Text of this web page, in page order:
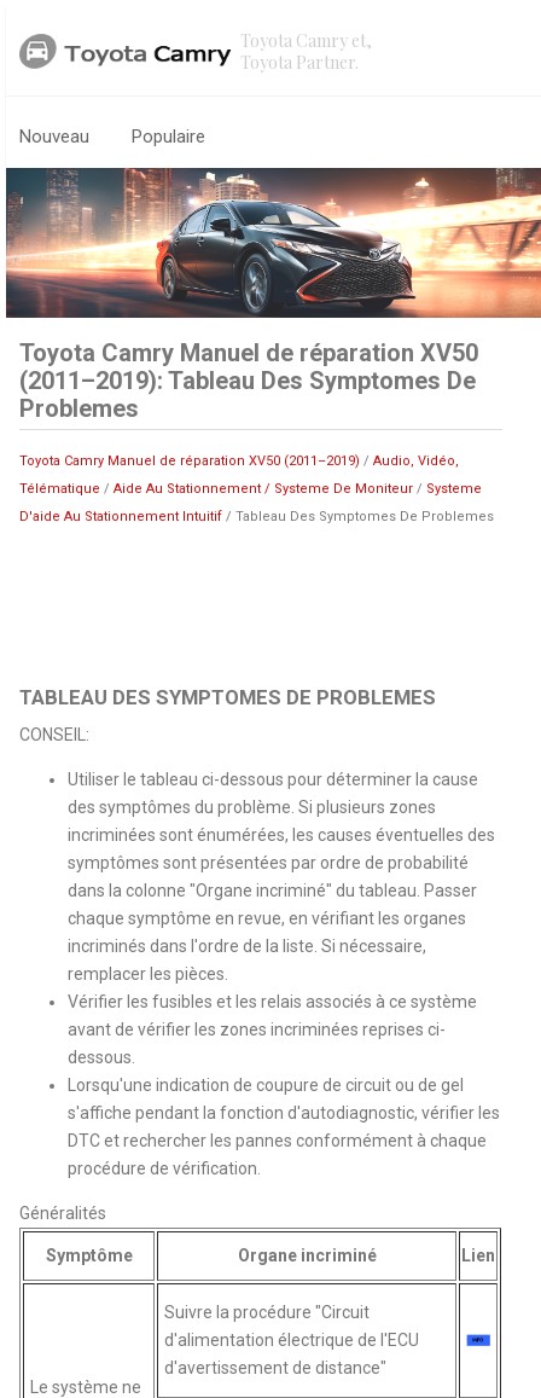
Toyota Camry et,
Toyota Partner.
Nouveau Populaire
Toyota Camry Manuel de réparation XV50
(2011–2019): Tableau Des Symptomes De
Problemes
Toyota Camry Manuel de réparation XV50 (2011–2019) /Audio, Vidéo,
Télématique /Aide Au Stationnement / Systeme De Moniteur / Systeme
D'aide Au Stationnement Intuitif / Tableau Des Symptomes De Problemes
TABLEAU DES SYMPTOMES DE PROBLEMES
CONSEIL:
Utiliser le tableau ci-dessous pour déterminer la cause
des symptômes du problème. Si plusieurs zones
incriminées sont énumérées, les causes éventuelles des
symptômes sont présentées par ordre de probabilité
dans la colonne "Organe incriminé" du tableau. Passer
chaque symptôme en revue, en vérifiant les organes
incriminés dans l'ordre de la liste. Si nécessaire,
remplacer les pièces.
Vérifier les fusibles et les relais associés à ce système
avant de vérifier les zones incriminées reprises ci-
dessous.
Lorsqu'une indication de coupure de circuit ou de gel
s'affiche pendant la fonction d'autodiagnostic, vérifier les
DTC et rechercher les pannes conformément à chaque
procédure de vérification.
Généralités
Symptôme Organe incriminé Lien
Le système ne
Suivre la procédure "Circuit
d'alimentation électrique de l'ECU
d'avertissement de distance"